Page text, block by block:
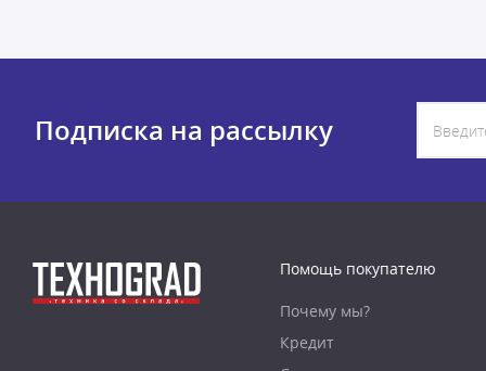
Подписка на рассылку
Помощь покупателю
Почему мы?
Кредит